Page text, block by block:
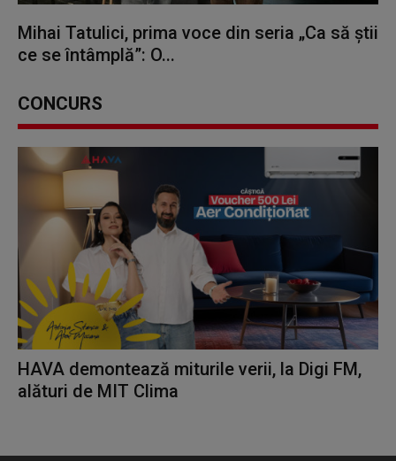
Mihai Tatulici, prima voce din seria „Ca să știi
ce se întâmplă”: O...
CONCURS
HAVA demontează miturile verii, la Digi FM,
alături de MIT Clima